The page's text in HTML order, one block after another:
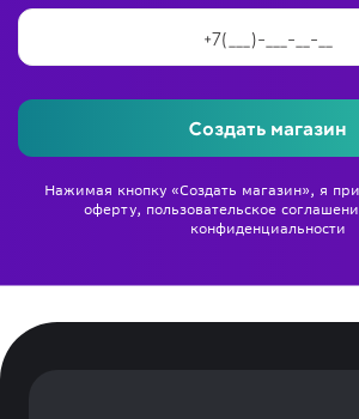
Создать магазин
Нажимая кнопку «Создать магазин», я
оферту, пользовательское
конфиденциальности